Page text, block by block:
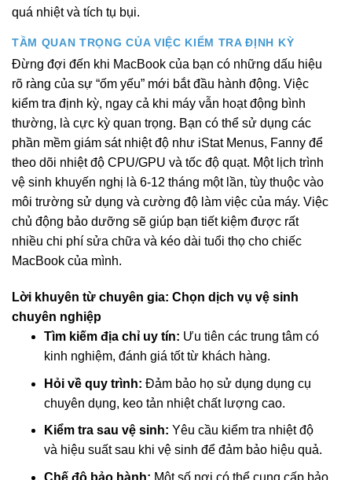
quá nhiệt và tích tụ bụi.
TẦM QUAN TRỌNG CỦA VIỆC KIỂM TRA ĐỊNH KỲ
Đừng đợi đến khi MacBook của bạn có những dấu hiệu
rõ ràng của sự “ốm yếu” mới bắt đầu hành động. Việc
kiểm tra định kỳ, ngay cả khi máy vẫn hoạt động bình
thường, là cực kỳ quan trọng. Bạn có thể sử dụng các
phần mềm giám sát nhiệt độ như iStat Menus, Fanny để
theo dõi nhiệt độ CPU/GPU và tốc độ quạt. Một lịch trình
vệ sinh khuyến nghị là 6-12 tháng một lần, tùy thuộc vào
môi trường sử dụng và cường độ làm việc của máy. Việc
chủ động bảo dưỡng sẽ giúp bạn tiết kiệm được rất
nhiều chi phí sửa chữa và kéo dài tuổi thọ cho chiếc
MacBook của mình.
Lời khuyên từ chuyên gia: Chọn dịch vụ vệ sinh
chuyên nghiệp
Tìm kiếm địa chỉ uy tín: Ưu tiên các trung tâm có
kinh nghiệm, đánh giá tốt từ khách hàng.
Hỏi về quy trình: Đảm bảo họ sử dụng dụng cụ
chuyên dụng, keo tản nhiệt chất lượng cao.
Kiểm tra sau vệ sinh: Yêu cầu kiểm tra nhiệt độ
và hiệu suất sau khi vệ sinh để đảm bảo hiệu quả.
Chế độ bảo hành: Một số nơi có thể cung cấp bảo